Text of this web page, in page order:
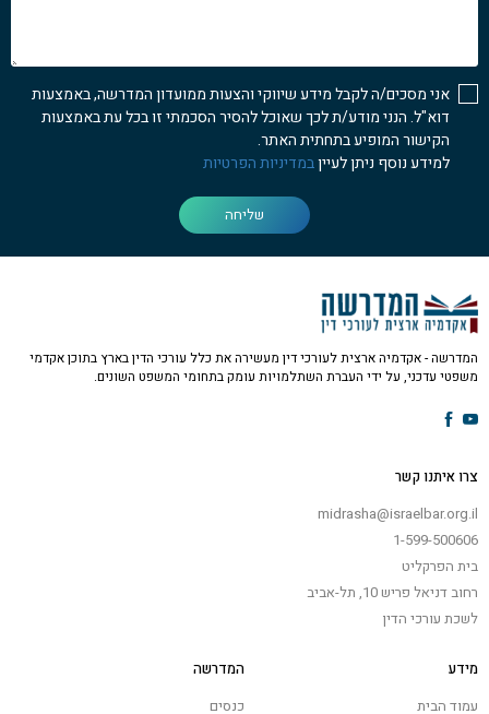
אני מסכים/ה לקבל מידע שיווקי והצעות ממועדון המדרשה, באמצעות
דוא"ל. הנני מודע/ת לכך שאוכל להסיר הסכמתי זו בכל עת באמצעות
הקישור המופיע בתחתית האתר.
למידע נוסף ניתן לעייןבמדיניות הפרטיות
שליחה
המדרשה - אקדמיה ארצית לעורכי דין מעשירה את כלל עורכי הדין בארץ בתוכן אקדמי
משפטי עדכני, על ידי העברת השתלמויות עומק בתחומי המשפט השונים.
צרו איתנו קשר
midrasha@israelbar.org.il
1-599-500606
בית הפרקליט
רחוב דניאל פריש 10, תל-אביב
לשכת עורכי הדין
מידע
עמוד הבית
המדרשה
כנסים